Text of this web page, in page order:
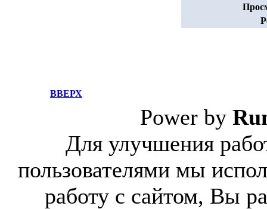
ВВЕРХ
Power by
Для улучшения
пользователями мы
работу с сайтом, Вы